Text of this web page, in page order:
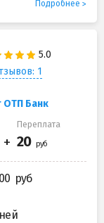
Подробнее
1
ОТП Банк
Переплата